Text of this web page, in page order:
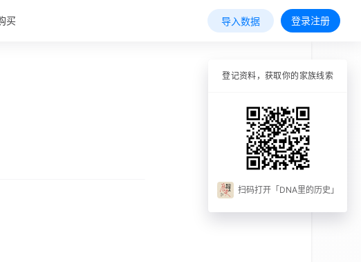
买 导入数据 登录注册
登记资料，获取你的家族线索
扫码打开「DNA里的历史」